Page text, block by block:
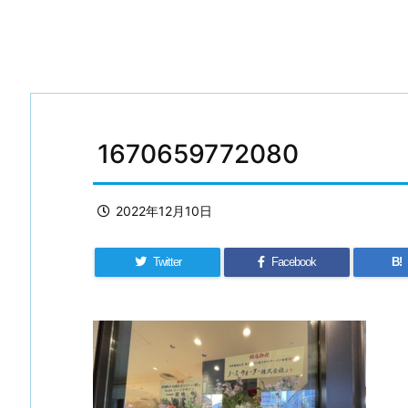
1670659772080
2022年12月10日
Twitter Facebook B!